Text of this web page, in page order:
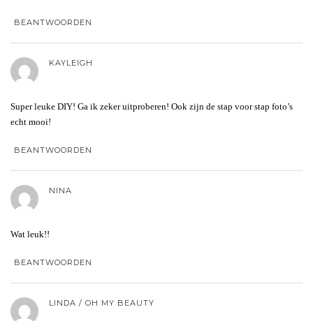
BEANTWOORDEN
KAYLEIGH
Super leuke DIY! Ga ik zeker uitproberen! Ook zijn de stap voor stap foto’s
echt mooi!
BEANTWOORDEN
NINA
Wat leuk!!
BEANTWOORDEN
LINDA / OH MY BEAUTY